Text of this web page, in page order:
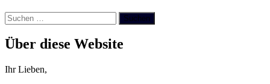
Suchen
nach:
Über diese Website
Ihr Lieben,